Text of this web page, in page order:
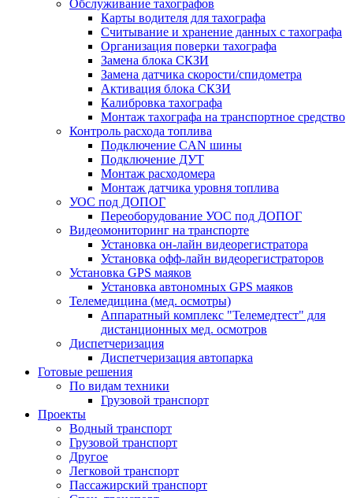
Обслуживание тахографов
Карты водителя для тахографа
Считывание и хранение данных с тахографа
Организация поверки тахографа
Замена блока СКЗИ
Замена датчика скорости/спидометра
Активация блока СКЗИ
Калибровка тахографа
Монтаж тахографа на транспортное средство
Контроль расхода топлива
Подключение CAN шины
Подключение ДУТ
Монтаж расходомера
Монтаж датчика уровня топлива
УОС под ДОПОГ
Переоборудование УОС под ДОПОГ
Видеомониторинг на транспорте
Установка он-лайн видеорегистратора
Установка офф-лайн видеорегистраторов
Установка GPS маяков
Установка автономных GPS маяков
Телемедицина (мед. осмотры)
Аппаратный комплекс "Телемедтест" для
дистанционных мед. осмотров
Диспетчеризация
Диспетчеризация автопарка
Готовые решения
По видам техники
Грузовой транспорт
Проекты
Водный транспорт
Грузовой транспорт
Другое
Легковой транспорт
Пассажирский транспорт